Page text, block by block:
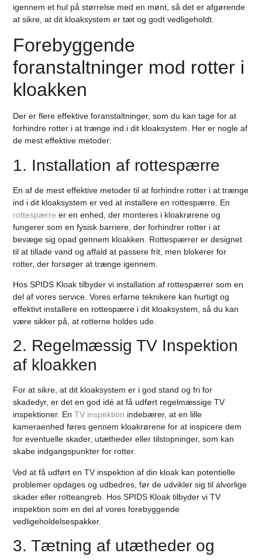
igennem et hul på størrelse med en mønt, så det er afgørende
at sikre, at dit kloaksystem er tæt og godt vedligeholdt.
Forebyggende
foranstaltninger mod rotter i
kloakken
Der er flere effektive foranstaltninger, som du kan tage for at
forhindre rotter i at trænge ind i dit kloaksystem. Her er nogle af
de mest effektive metoder:
1. Installation af rottespærre
En af de mest effektive metoder til at forhindre rotter i at trænge
ind i dit kloaksystem er ved at installere en rottespærre. En
rottespærre er en enhed, der monteres i kloakrørene og
fungerer som en fysisk barriere, der forhindrer rotter i at
bevæge sig opad gennem kloakken. Rottespærrer er designet
til at tillade vand og affald at passere frit, men blokerer for
rotter, der forsøger at trænge igennem.
Hos SPIDS Kloak tilbyder vi installation af rottespærrer som en
del af vores service. Vores erfarne teknikere kan hurtigt og
effektivt installere en rottespærre i dit kloaksystem, så du kan
være sikker på, at rotterne holdes ude.
2. Regelmæssig TV Inspektion
af kloakken
For at sikre, at dit kloaksystem er i god stand og fri for
skadedyr, er det en god idé at få udført regelmæssige TV
inspektioner. EnTV inspektion indebærer, at en lille
kameraenhed føres gennem kloakrørene for at inspicere dem
for eventuelle skader, utætheder eller tilstopninger, som kan
skabe indgangspunkter for rotter.
Ved at få udført en TV inspektion af din kloak kan potentielle
problemer opdages og udbedres, før de udvikler sig til alvorlige
skader eller rotteangreb. Hos SPIDS Kloak tilbyder vi TV
inspektion som en del af vores forebyggende
vedligeholdelsespakker.
3. Tætning af utætheder og